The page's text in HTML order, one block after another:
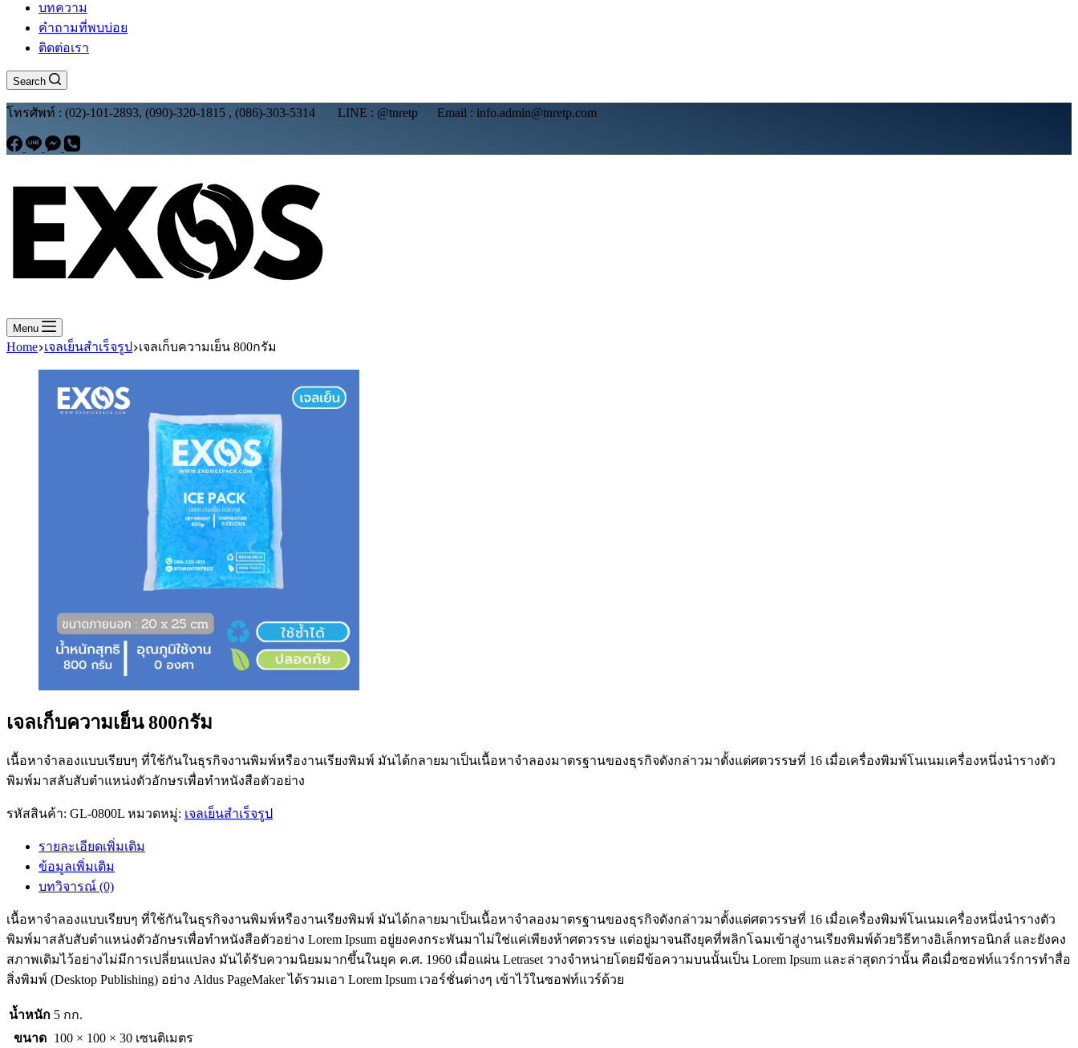
บทความ
คำถามที่พบบ่อย
ติดต่อเรา
Search
โทรศัพท์ : (02)-101-2893, (090)-320-1815 , (086)-303-5314 LINE : @tnretp Email : info.admin@tnretp.com
Menu
Home เจลเย็นสำเร็จรูป เจลเก็บความเย็น 800กรัม
เจลเก็บความเย็น 800กรัม
เนื้อหาจำลองแบบเรียบๆ ที่ใช้กันในธุรกิจงานพิมพ์หรืองานเรียงพิมพ์ มันได้กลายมาเป็นเนื้อหาจำลองมาตรฐานของธุรกิจดังกล่าวมาตั้งแต่ศตวรรษที่ 16 เมื่อเครื่องพิมพ์โนเนมเครื่องหนึ่งนำรางตัว
พิมพ์มาสลับสับตำแหน่งตัวอักษรเพื่อทำหนังสือตัวอย่าง
รหัสสินค้า: GL-0800L หมวดหมู่: เจลเย็นสำเร็จรูป
รายละเอียดเพิ่มเติม
ข้อมูลเพิ่มเติม
บทวิจารณ์ (0)
เนื้อหาจำลองแบบเรียบๆ ที่ใช้กันในธุรกิจงานพิมพ์หรืองานเรียงพิมพ์ มันได้กลายมาเป็นเนื้อหาจำลองมาตรฐานของธุรกิจดังกล่าวมาตั้งแต่ศตวรรษที่ 16 เมื่อเครื่องพิมพ์โนเนมเครื่องหนึ่งนำรางตัว
พิมพ์มาสลับสับตำแหน่งตัวอักษรเพื่อทำหนังสือตัวอย่าง Lorem Ipsum อยู่ยงคงกระพันมาไม่ใช่แค่เพียงห้าศตวรรษ แต่อยู่มาจนถึงยุคที่พลิกโฉมเข้าสู่งานเรียงพิมพ์ด้วยวิธีทางอิเล็กทรอนิกส์ และยังคง
สภาพเดิมไว้อย่างไม่มีการเปลี่ยนแปลง มันได้รับความนิยมมากขึ้นในยุค ค.ศ. 1960 เมื่อแผ่น Letraset วางจำหน่ายโดยมีข้อความบนนั้นเป็น Lorem Ipsum และล่าสุดกว่านั้น คือเมื่อซอฟท์แวร์การทำสื่อ
สิ่งพิมพ์ (Desktop Publishing) อย่าง Aldus PageMaker ได้รวมเอา Lorem Ipsum เวอร์ชั่นต่างๆ เข้าไว้ในซอฟท์แวร์ด้วย
น้ำหนัก 5 กก.
ขนาด
100 × 100 × 30 เซนติเมตร